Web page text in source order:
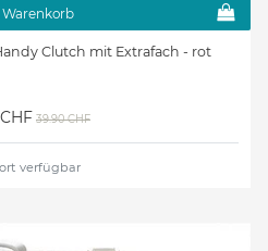
Clutch mit Extrafach - rot
39.90 CHF
verfügbar